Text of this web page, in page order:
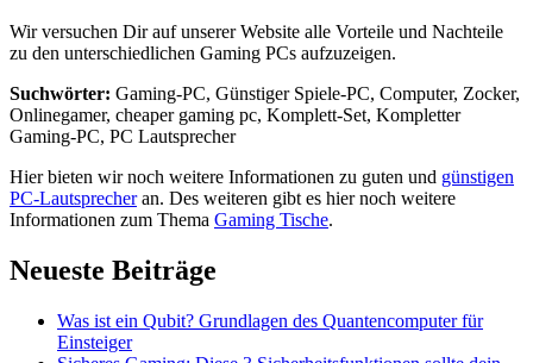
Wir versuchen Dir auf unserer Website alle Vorteile und Nachteile
zu den unterschiedlichen Gaming PCs aufzuzeigen.
Suchwörter: Gaming-PC, Günstiger Spiele-PC, Computer, Zocker,
Onlinegamer, cheaper gaming pc, Komplett-Set, Kompletter
Gaming-PC, PC Lautsprecher
Hier bieten wir noch weitere Informationen zu guten und günstigen
PC-Lautsprecheran. Des weiteren gibt es hier noch weitere
Informationen zum Thema Gaming Tische.
Neueste Beiträge
Was ist ein Qubit? Grundlagen des Quantencomputer für
Einsteiger